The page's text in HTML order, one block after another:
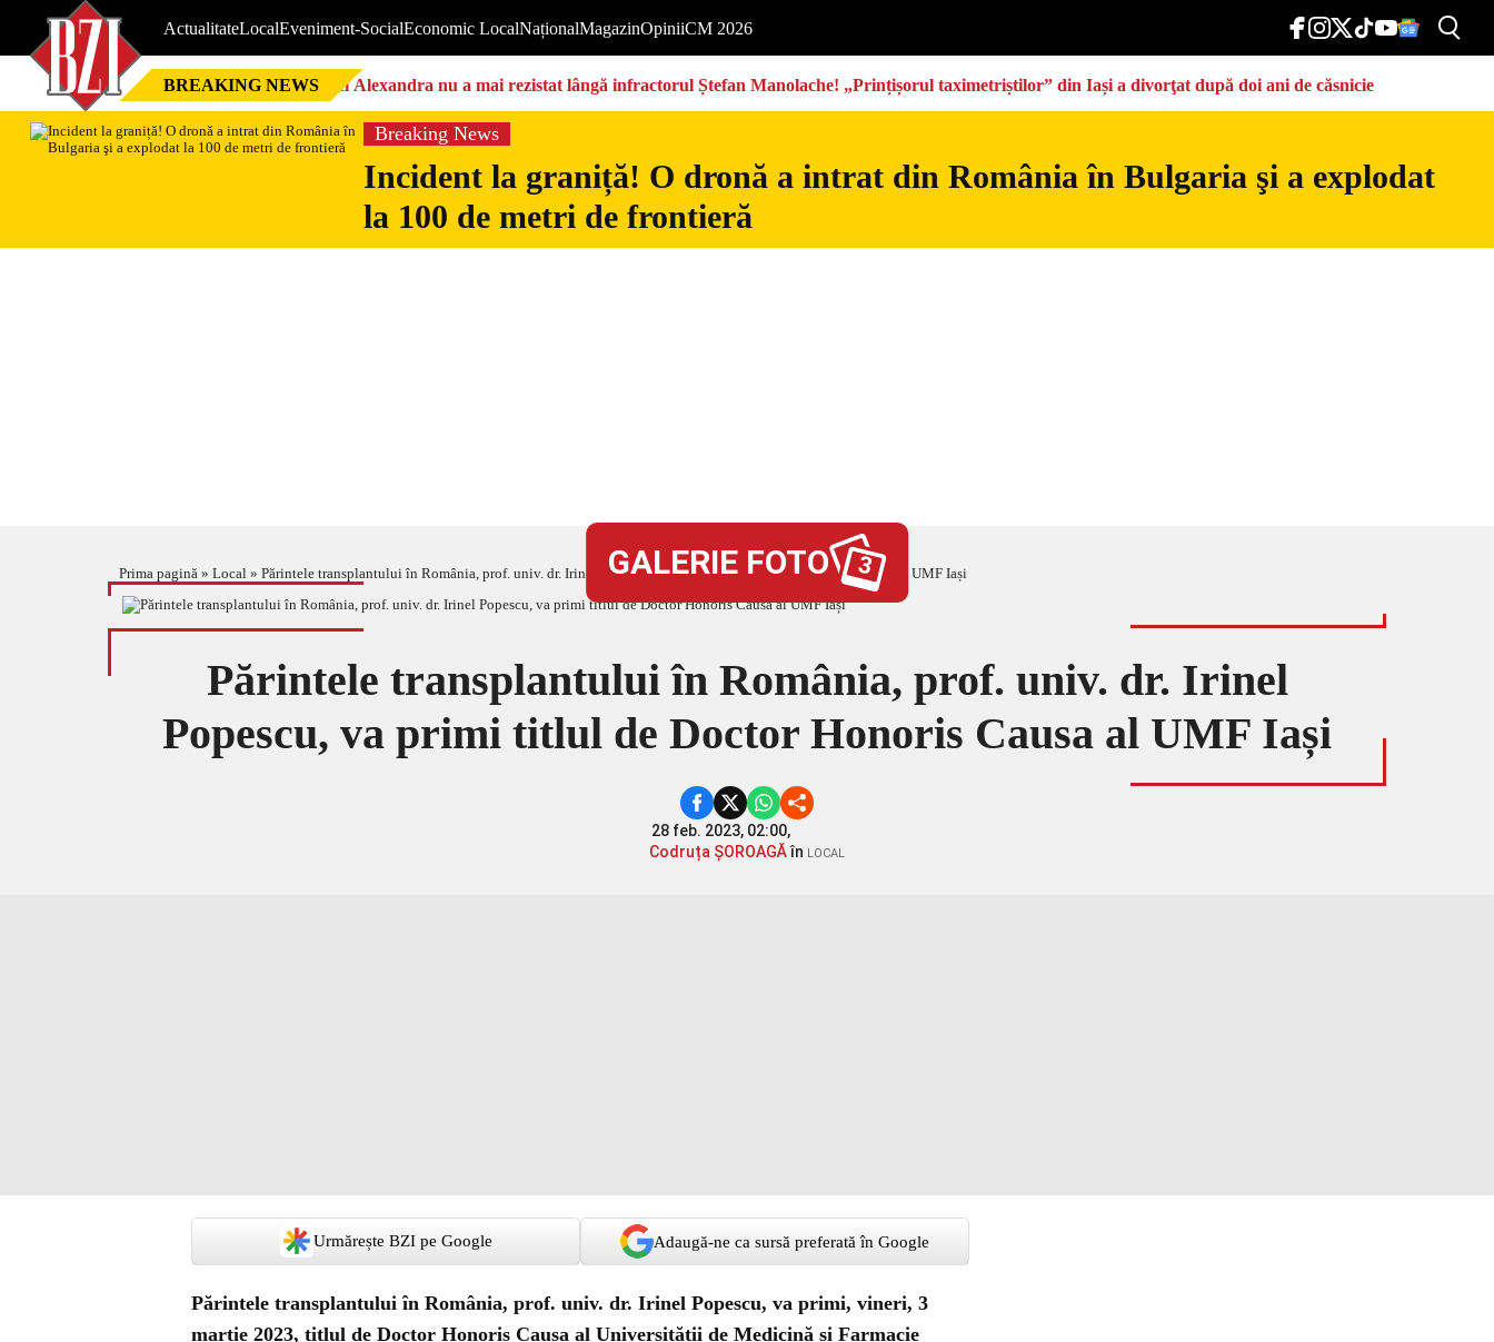
ActualitateLocalEveniment-SocialEconomic LocalNaționalMagazinOpiniiCM 2026
BREAKING NEWS Nici Alexandra nu a mai rezistat lângă infractorul Ștefan Manolache! „Prințișorul taximetriștilor” din Iași a divorţat după doi ani de căsnicie
Breaking News
Incident la graniță! O dronă a intrat din România în Bulgaria şi a explodat
la 100 de metri de frontieră
Prima pagină » Local » Părintele transplantului în România, prof. univ. dr. Irinel Popescu, va primi titlul de Doctor Honoris Causa al UMF Iași
GALERIE FOTO 3
Părintele transplantului în România, prof. univ. dr. Irinel
Popescu, va primi titlul de Doctor Honoris Causa al UMF Iași
28 feb. 2023, 02:00,
Codruța ȘOROAGĂîn LOCAL
Urmărește BZI pe Google Adaugă-ne ca sursă preferată în Google
Părintele transplantului în România, prof. univ. dr. Irinel Popescu, va primi, vineri, 3
martie 2023, titlul de Doctor Honoris Causa al Universității de Medicină și Farmacie